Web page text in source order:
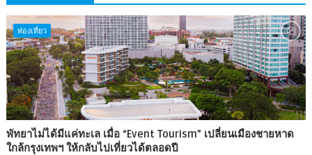
ท่องเที่ยว
พัทยาไม่ได้มีแค่ทะเล เมื่อ “Event Tourism” เปลี่ยนเมืองชายหาด
ใกล้กรุงเทพฯ ให้กลับไปเที่ยวได้ตลอดปี